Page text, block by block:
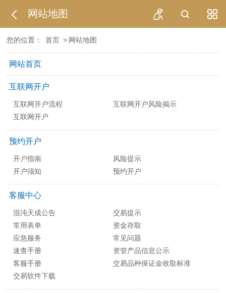
网站地图
您的位置： 首页 > 网站地图
网站首页
互联网开户
互联网开户流程
互联网开户风险揭示
互联网开户
预约开户
开户指南
风险提示
开户须知
预约开户
客服中心
混沌天成公告
交易提示
常用表单
资金存取
应急服务
常见问题
速查手册
资管产品信息公示
客服手册
交易品种保证金收取标准
交易软件下载